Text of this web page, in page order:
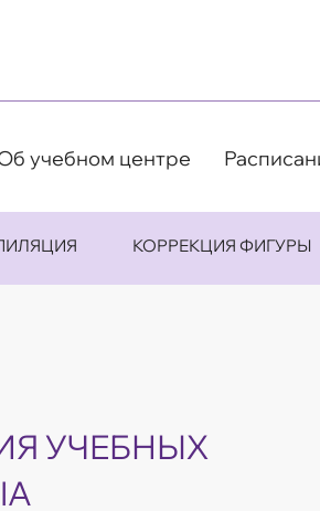
учебном центре
КОРРЕКЦИЯ ФИГУРЫ
УЧЕБНЫХ